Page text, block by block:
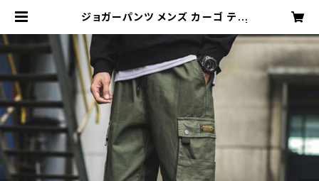
ジョガーパンツ メンズ カーゴ テー
プチプラインポートレディースファッ
ション小物通販 Dream You